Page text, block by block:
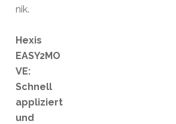
nik.
Hexis
EASY2MO
VE:
Schnell
appliziert
und